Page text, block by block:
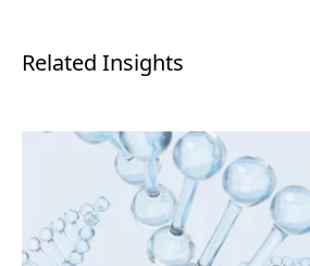
Related Insights